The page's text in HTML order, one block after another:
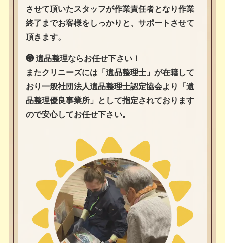
させて頂いたスタッフが作業責任者となり作業
終了までお客様をしっかりと、サポートさせて
頂きます。
❸ 遺品整理ならお任せ下さい！
またクリニーズには「遺品整理士」が在籍して
おり一般社団法人遺品整理士認定協会より「遺
品整理優良事業所」として指定されております
ので安心してお任せ下さい。